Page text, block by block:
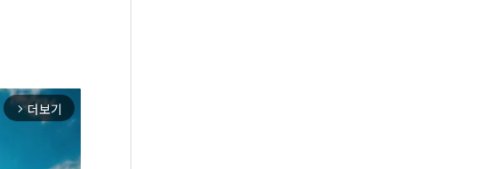
arrow_forward_ios 더보기